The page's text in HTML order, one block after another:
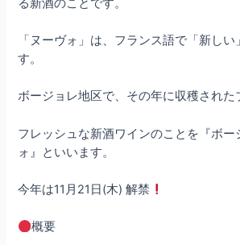
「ヌーヴォ」は、フランス語で「新し
す。
ボージョレ地区で、その年に収穫された
フレッシュな新酒ワインのことを『ボー
ォ』といいます。
今年は11月21日(木) 解禁
概要